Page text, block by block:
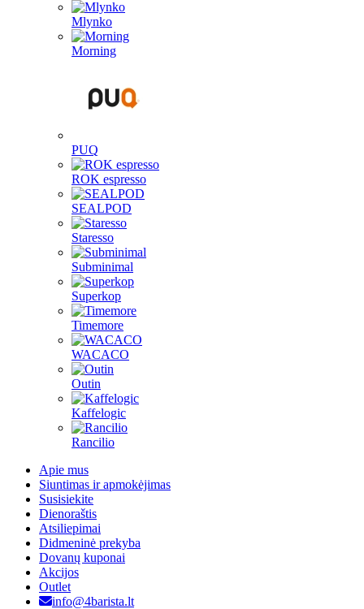
Mlynko
Morning
PUQ
ROK espresso
SEALPOD
Staresso
Subminimal
Superkop
Timemore
WACACO
Outin
Kaffelogic
Rancilio
Apie mus
Siuntimas ir apmokėjimas
Susisiekite
Dienoraštis
Atsiliepimai
Didmeninė prekyba
Dovanų kuponai
Akcijos
Outlet
info@4barista.lt